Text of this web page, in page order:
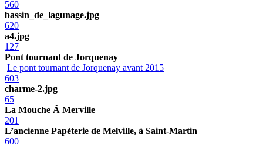
560
bassin_de_lagunage.jpg
620
a4.jpg
127
Pont tournant de Jorquenay
Le pont tournant de Jorquenay avant 2015
603
charme-2.jpg
65
La Mouche Ã Merville
201
L’ancienne Papèterie de Melville, à Saint-Martin
600